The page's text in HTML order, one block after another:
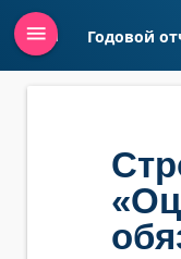
Войти Годовой
menu